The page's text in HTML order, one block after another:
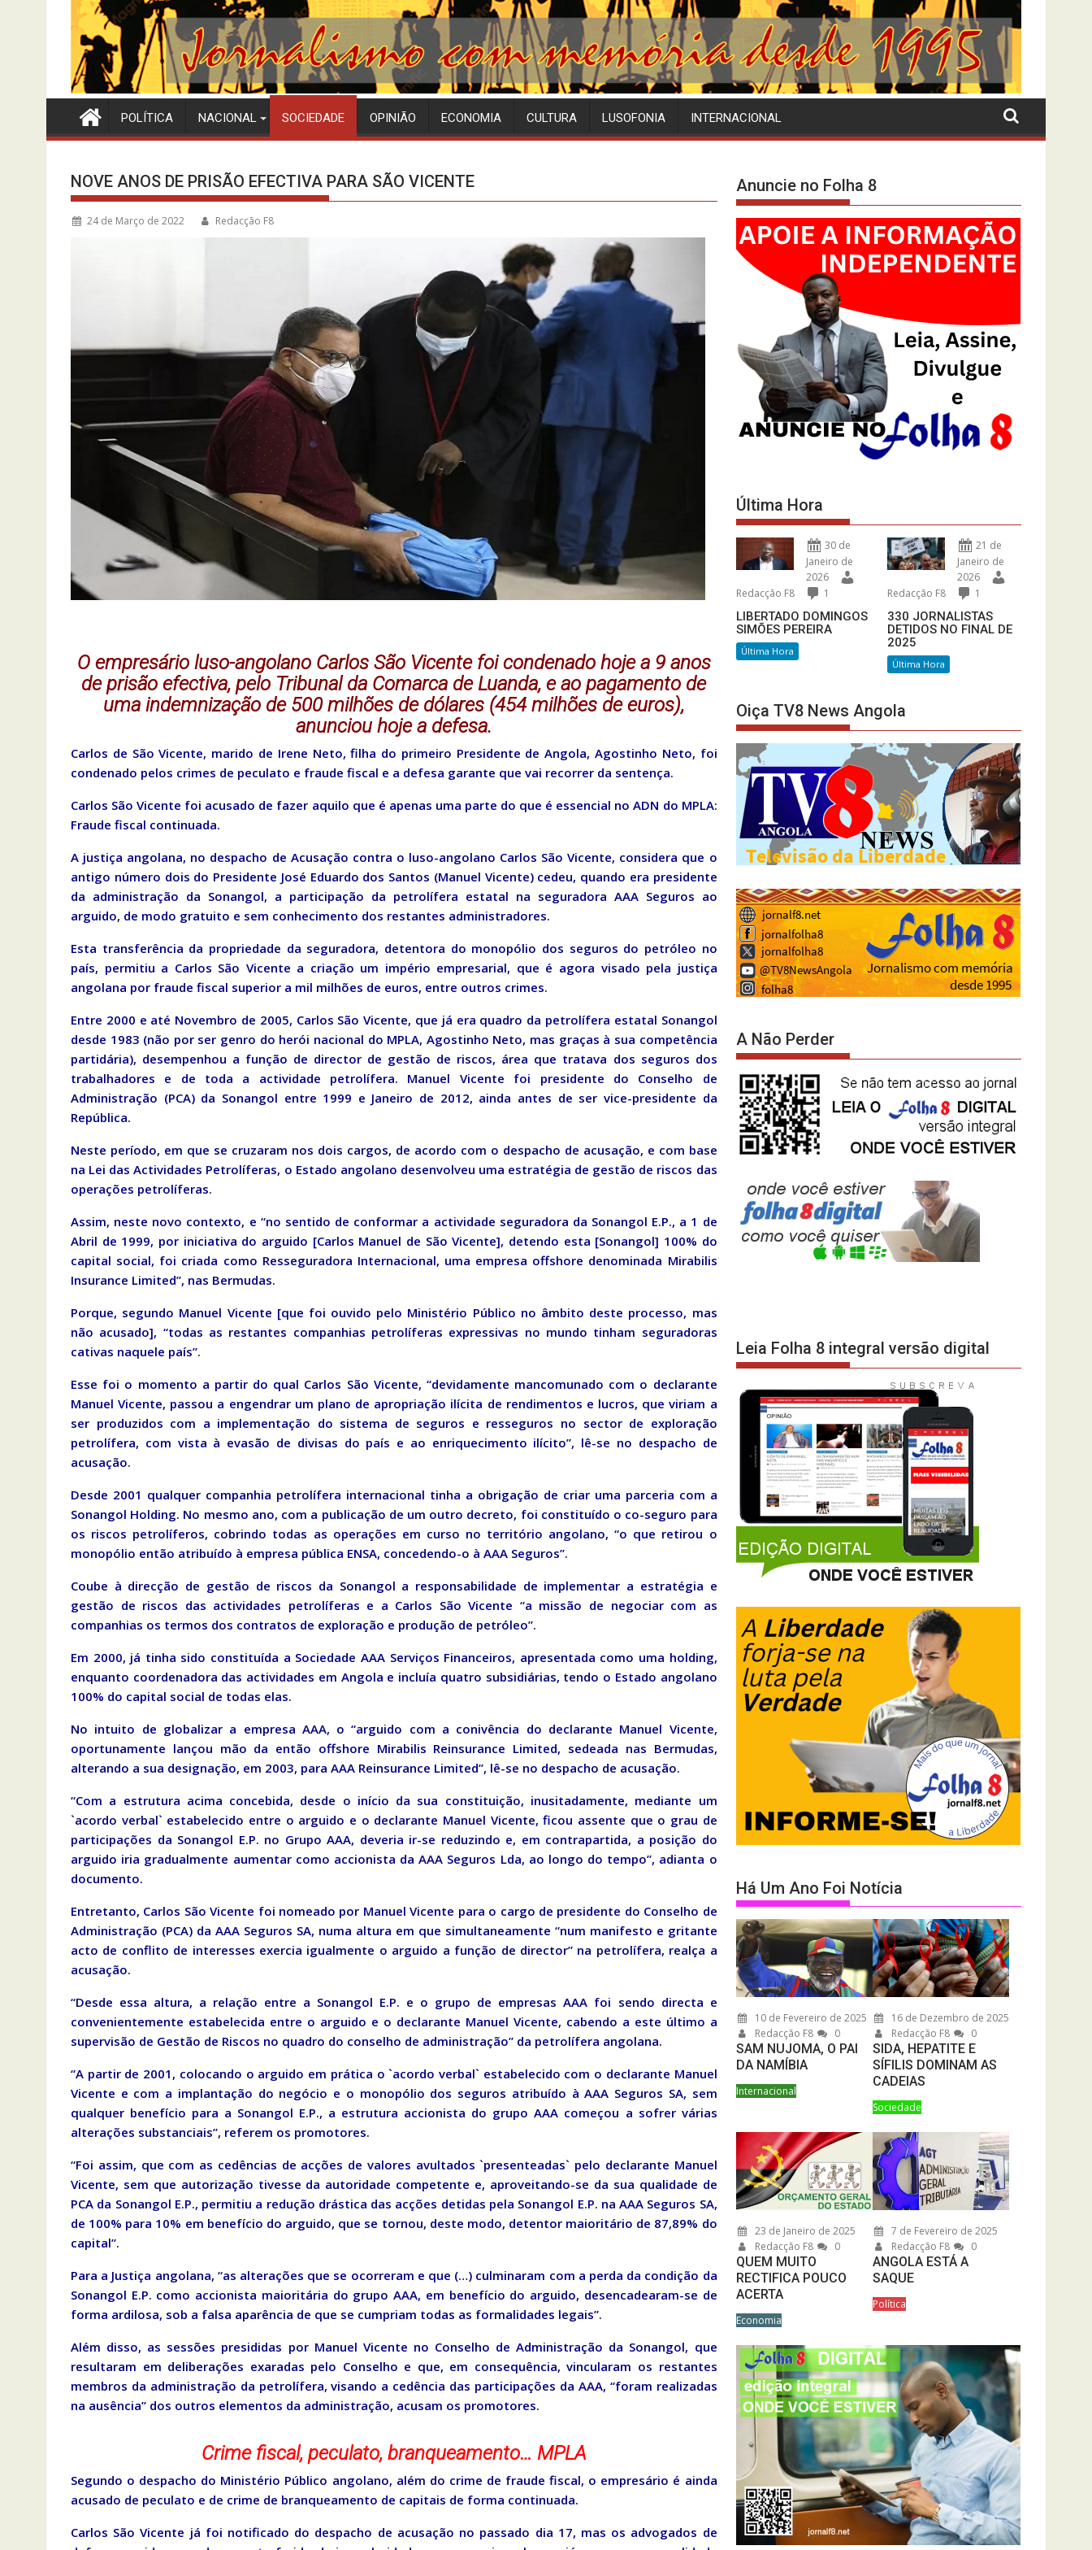
POLÍTICA NACIONAL SOCIEDADE OPINIÃO ECONOMIA CULTURA LUSOFONIA INTERNACIONAL
NOVE ANOS DE PRISÃO EFECTIVA PARA SÃO VICENTE
24 de Março de 2022 Redacção F8
O empresário luso-angolano Carlos São Vicente foi condenado hoje a 9 anos
de prisão efectiva, pelo Tribunal da Comarca de Luanda, e ao pagamento de
uma indemnização de 500 milhões de dólares (454 milhões de euros),
anunciou hoje a defesa.
Carlos de São Vicente, marido de Irene Neto, filha do primeiro Presidente de Angola, Agostinho Neto, foi
condenado pelos crimes de peculato e fraude fiscal e a defesa garante que vai recorrer da sentença.
Carlos São Vicente foi acusado de fazer aquilo que é apenas uma parte do que é essencial no ADN do MPLA:
Fraude fiscal continuada.
A justiça angolana, no despacho de Acusação contra o luso-angolano Carlos São Vicente, considera que o
antigo número dois do Presidente José Eduardo dos Santos (Manuel Vicente) cedeu, quando era presidente
da administração da Sonangol, a participação da petrolífera estatal na seguradora AAA Seguros ao
arguido, de modo gratuito e sem conhecimento dos restantes administradores.
Esta transferência da propriedade da seguradora, detentora do monopólio dos seguros do petróleo no
país, permitiu a Carlos São Vicente a criação um império empresarial, que é agora visado pela justiça
angolana por fraude fiscal superior a mil milhões de euros, entre outros crimes.
Entre 2000 e até Novembro de 2005, Carlos São Vicente, que já era quadro da petrolífera estatal Sonangol
desde 1983 (não por ser genro do herói nacional do MPLA, Agostinho Neto, mas graças à sua competência
partidária), desempenhou a função de director de gestão de riscos, área que tratava dos seguros dos
trabalhadores e de toda a actividade petrolífera. Manuel Vicente foi presidente do Conselho de
Administração (PCA) da Sonangol entre 1999 e Janeiro de 2012, ainda antes de ser vice-presidente da
República.
Neste período, em que se cruzaram nos dois cargos, de acordo com o despacho de acusação, e com base
na Lei das Actividades Petrolíferas, o Estado angolano desenvolveu uma estratégia de gestão de riscos das
operações petrolíferas.
Assim, neste novo contexto, e “no sentido de conformar a actividade seguradora da Sonangol E.P., a 1 de
Abril de 1999, por iniciativa do arguido [Carlos Manuel de São Vicente], detendo esta [Sonangol] 100% do
capital social, foi criada como Resseguradora Internacional, uma empresa offshore denominada Mirabilis
Insurance Limited”, nas Bermudas.
Porque, segundo Manuel Vicente [que foi ouvido pelo Ministério Público no âmbito deste processo, mas
não acusado], “todas as restantes companhias petrolíferas expressivas no mundo tinham seguradoras
cativas naquele país”.
Esse foi o momento a partir do qual Carlos São Vicente, “devidamente mancomunado com o declarante
Manuel Vicente, passou a engendrar um plano de apropriação ilícita de rendimentos e lucros, que viriam a
ser produzidos com a implementação do sistema de seguros e resseguros no sector de exploração
petrolífera, com vista à evasão de divisas do país e ao enriquecimento ilícito”, lê-se no despacho de
acusação.
Desde 2001 qualquer companhia petrolífera internacional tinha a obrigação de criar uma parceria com a
Sonangol Holding. No mesmo ano, com a publicação de um outro decreto, foi constituído o co-seguro para
os riscos petrolíferos, cobrindo todas as operações em curso no território angolano, “o que retirou o
monopólio então atribuído à empresa pública ENSA, concedendo-o à AAA Seguros”.
Coube à direcção de gestão de riscos da Sonangol a responsabilidade de implementar a estratégia e
gestão de riscos das actividades petrolíferas e a Carlos São Vicente “a missão de negociar com as
companhias os termos dos contratos de exploração e produção de petróleo”.
Em 2000, já tinha sido constituída a Sociedade AAA Serviços Financeiros, apresentada como uma holding,
enquanto coordenadora das actividades em Angola e incluía quatro subsidiárias, tendo o Estado angolano
100% do capital social de todas elas.
No intuito de globalizar a empresa AAA, o “arguido com a conivência do declarante Manuel Vicente,
oportunamente lançou mão da então offshore Mirabilis Reinsurance Limited, sedeada nas Bermudas,
alterando a sua designação, em 2003, para AAA Reinsurance Limited”, lê-se no despacho de acusação.
“Com a estrutura acima concebida, desde o início da sua constituição, inusitadamente, mediante um
`acordo verbal` estabelecido entre o arguido e o declarante Manuel Vicente, ficou assente que o grau de
participações da Sonangol E.P. no Grupo AAA, deveria ir-se reduzindo e, em contrapartida, a posição do
arguido iria gradualmente aumentar como accionista da AAA Seguros Lda, ao longo do tempo”, adianta o
documento.
Entretanto, Carlos São Vicente foi nomeado por Manuel Vicente para o cargo de presidente do Conselho de
Administração (PCA) da AAA Seguros SA, numa altura em que simultaneamente “num manifesto e gritante
acto de conflito de interesses exercia igualmente o arguido a função de director” na petrolífera, realça a
acusação.
“Desde essa altura, a relação entre a Sonangol E.P. e o grupo de empresas AAA foi sendo directa e
convenientemente estabelecida entre o arguido e o declarante Manuel Vicente, cabendo a este último a
supervisão de Gestão de Riscos no quadro do conselho de administração” da petrolífera angolana.
“A partir de 2001, colocando o arguido em prática o `acordo verbal` estabelecido com o declarante Manuel
Vicente e com a implantação do negócio e o monopólio dos seguros atribuído à AAA Seguros SA, sem
qualquer benefício para a Sonangol E.P., a estrutura accionista do grupo AAA começou a sofrer várias
alterações substanciais”, referem os promotores.
“Foi assim, que com as cedências de acções de valores avultados `presenteadas` pelo declarante Manuel
Vicente, sem que autorização tivesse da autoridade competente e, aproveitando-se da sua qualidade de
PCA da Sonangol E.P., permitiu a redução drástica das acções detidas pela Sonangol E.P. na AAA Seguros SA,
de 100% para 10% em benefício do arguido, que se tornou, deste modo, detentor maioritário de 87,89% do
capital”.
Para a Justiça angolana, “as alterações que se ocorreram e que (…) culminaram com a perda da condição da
Sonangol E.P. como accionista maioritária do grupo AAA, em benefício do arguido, desencadearam-se de
forma ardilosa, sob a falsa aparência de que se cumpriam todas as formalidades legais”.
Além disso, as sessões presididas por Manuel Vicente no Conselho de Administração da Sonangol, que
resultaram em deliberações exaradas pelo Conselho e que, em consequência, vincularam os restantes
membros da administração da petrolífera, visando a cedência das participações da AAA, “foram realizadas
na ausência” dos outros elementos da administração, acusam os promotores.
Crime fiscal, peculato, branqueamento… MPLA
Segundo o despacho do Ministério Público angolano, além do crime de fraude fiscal, o empresário é ainda
acusado de peculato e de crime de branqueamento de capitais de forma continuada.
Carlos São Vicente já foi notificado do despacho de acusação no passado dia 17, mas os advogados de
Anuncie no Folha 8
Última Hora
30 de
Janeiro de
2026
Redacção F8
1
LIBERTADO DOMINGOS
SIMÕES PEREIRA
Última Hora
21 de
Janeiro de
2026
Redacção F8
1
330 JORNALISTAS
DETIDOS NO FINAL DE
2025
Última Hora
Oiça TV8 News Angola
A Não Perder
Leia Folha 8 integral versão digital
Há Um Ano Foi Notícia
10 de Fevereiro de 2025
Redacção F8
0
SAM NUJOMA, O PAI
DA NAMÍBIA
Internacional
16 de Dezembro de 2025
Redacção F8
0
SIDA, HEPATITE E
SÍFILIS DOMINAM AS
CADEIAS
Sociedade
23 de Janeiro de 2025
Redacção F8
0
QUEM MUITO
RECTIFICA POUCO
ACERTA
Economia
7 de Fevereiro de 2025
Redacção F8
0
ANGOLA ESTÁ A
SAQUE
Política